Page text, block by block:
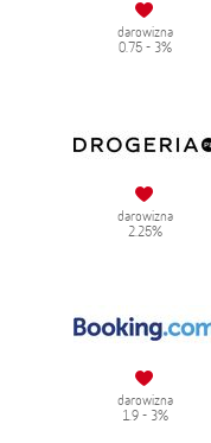
darowizna
0.75 - 3%
darowizna
2.25%
darowizna
1.9 - 3%